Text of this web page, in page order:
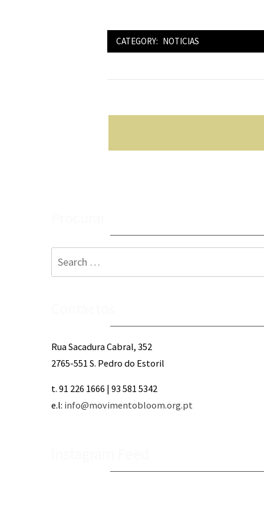
CATEGORY: NOTICIAS
Rua Sacadura Cabral, 352
2765-551 S. Pedro do Estoril
t. 91 226 1666 | 93 581 5342
e.l: info@movimentobloom.org.pt